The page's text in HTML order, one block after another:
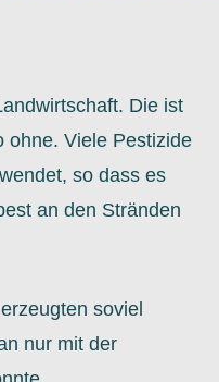
Die ist
ohne. Viele Pestizide
so dass es
an den Stränden
soviel
nur mit der